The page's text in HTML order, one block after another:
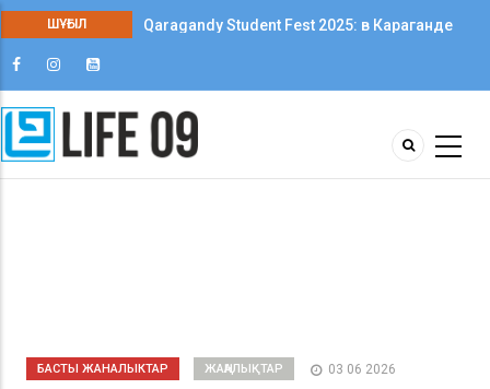
ШҰҒЫЛ
Qaragandy Student Fest 2025: в Караганде
БАСТЫ ЖАНАЛЫКТАР ЖАҢАЛЫҚТАР 03 06 2026